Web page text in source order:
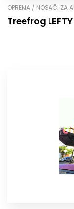
OPREMA / NOSAČI ZA
Treefrog